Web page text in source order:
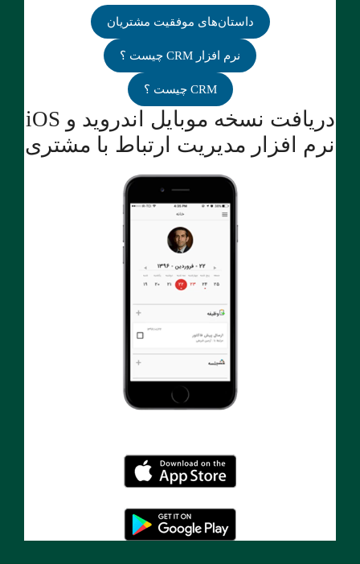
داستان‌های موفقیت مشتریان
نرم افزار CRM چیست ؟
CRM چیست ؟
دریافت نسخه موبایل اندروید و iOS
نرم افزار مدیریت ارتباط با مشتری